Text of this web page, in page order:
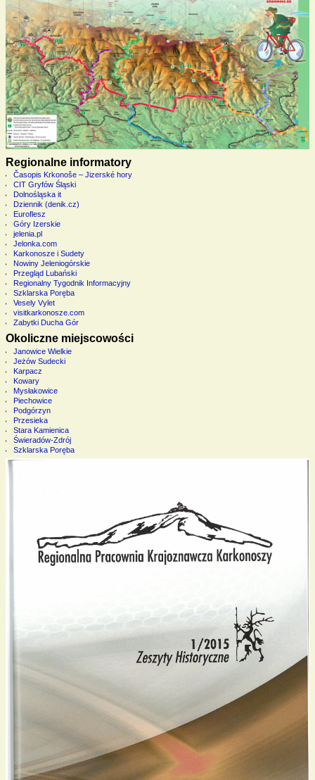
Regionalne informatory
Časopis Krkonoše – Jizerské hory
CIT Gryfów Śląski
Dolnośląska it
Dziennik (denik.cz)
Euroflesz
Góry Izerskie
jelenia.pl
Jelonka.com
Karkonosze i Sudety
Nowiny Jeleniogórskie
Przegląd Lubański
Regionalny Tygodnik Informacyjny
Szklarska Poręba
Vesely Vylet
visitkarkonosze.com
Zabytki Ducha Gór
Okoliczne miejscowości
Janowice Wielkie
Jeżów Sudecki
Karpacz
Kowary
Mysłakowice
Piechowice
Podgórzyn
Przesieka
Stara Kamienica
Świeradów-Zdrój
Szklarska Poręba